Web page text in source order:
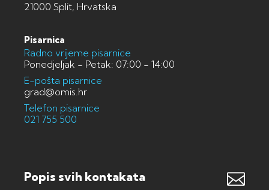
21000 Split, Hrvatska
Pisarnica
Radno vrijeme pisarnice
Ponedjeljak - Petak: 07:00 - 14:00
E-pošta pisarnice
grad@omis.hr
Telefon pisarnice
021 755 500
Popis svih kontakata